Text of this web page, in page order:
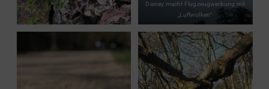
Disney macht Flugzeugwerbung mit
„Luftwolken“